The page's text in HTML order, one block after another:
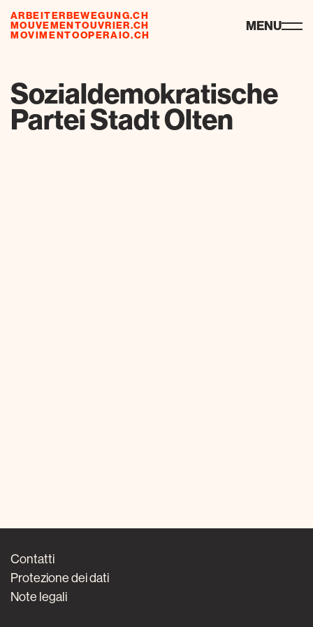
ARBEITERBEWEGUNG.CH
MOUVEMENTOUVRIER.CH
MOVIMENTOOPERAIO.CH
risorse MENU
Sozialdemokratische
Partei Stadt Olten
Contatti
Protezione dei dati
Note legali